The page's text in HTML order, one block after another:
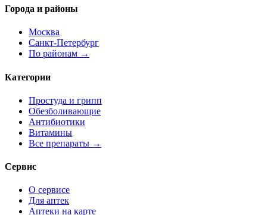
Города и районы
Москва
Санкт-Петербург
По районам →
Категории
Простуда и грипп
Обезболивающие
Антибиотики
Витамины
Все препараты →
Сервис
О сервисе
Для аптек
Аптеки на карте